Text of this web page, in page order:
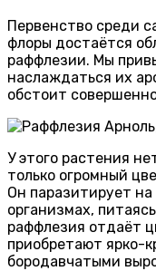
Первенство среди
флоры достаётся
раффлезии. Мы
наслаждаться их
обстоит
У этого растения
только огромный
Он паразитирует
организмах,
раффлезия отдаёт
приобретают ярко-
бородавчатыми